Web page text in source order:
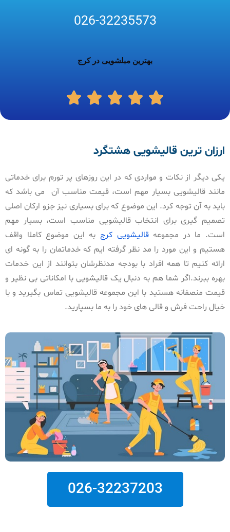
026-32235573
بهترین مبلشویی در کرج
ارزان ترین قالیشویی هشتگرد
یکی دیگر از نکات و مواردی که در این روزهای پر تورم برای خدماتی
مانند قالیشویی بسیار مهم است، قیمت مناسب آن می باشد که
باید به آن توجه کرد. این موضوع که برای بسیاری نیز جزو ارکان اصلی
تصمیم گیری برای انتخاب قالیشویی مناسب است، بسیار مهم
است. ما در مجموعه قالیشویی کرج به این موضوع کاملا واقف
هستیم و این مورد را مد نظر گرفته ایم که خدماتمان را به گونه ای
ارائه کنیم تا همه افراد با بودجه مدنظرشان بتوانند از این خدمات
بهره ببرند.اگر شما هم به دنبال یک قالیشویی با امکاناتی بی نظیر و
قیمت منصفانه هستید با این مجموعه قالیشویی تماس بگیرید و با
خیال راحت فرش و قالی های خود را به ما بسپارید.
026-32237203